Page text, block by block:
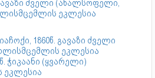
გავაზი ძველი (ახალსოფელი,
ეკლესია
1860წ. გავაზი ძველი
ეკლესია
ჭიკაანი (ყვარელი)
ეკლესია